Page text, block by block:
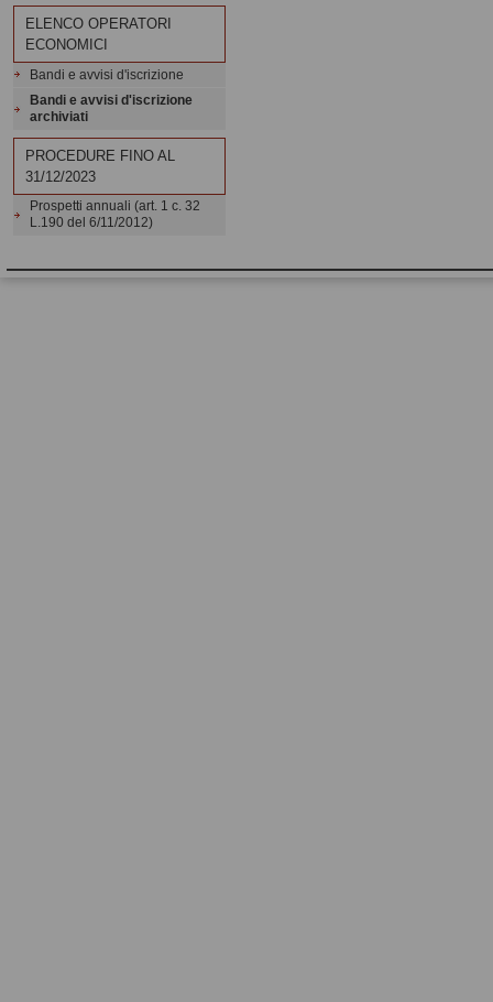
ELENCO OPERATORI
ECONOMICI
Bandi e avvisi d'iscrizione
Bandi e avvisi d'iscrizione
archiviati
PROCEDURE FINO AL
31/12/2023
Prospetti annuali (art. 1 c. 32
L.190 del 6/11/2012)